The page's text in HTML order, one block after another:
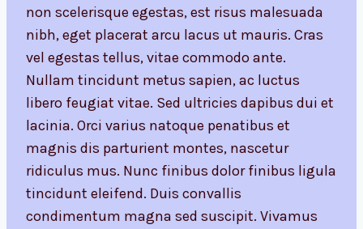
non scelerisque egestas, est risus malesuada
nibh, eget placerat arcu lacus ut mauris. Cras
vel egestas tellus, vitae commodo ante.
Nullam tincidunt metus sapien, ac luctus
libero feugiat vitae. Sed ultricies dapibus dui et
lacinia. Orci varius natoque penatibus et
magnis dis parturient montes, nascetur
ridiculus mus. Nunc finibus dolor finibus ligula
tincidunt eleifend. Duis convallis
condimentum magna sed suscipit. Vivamus